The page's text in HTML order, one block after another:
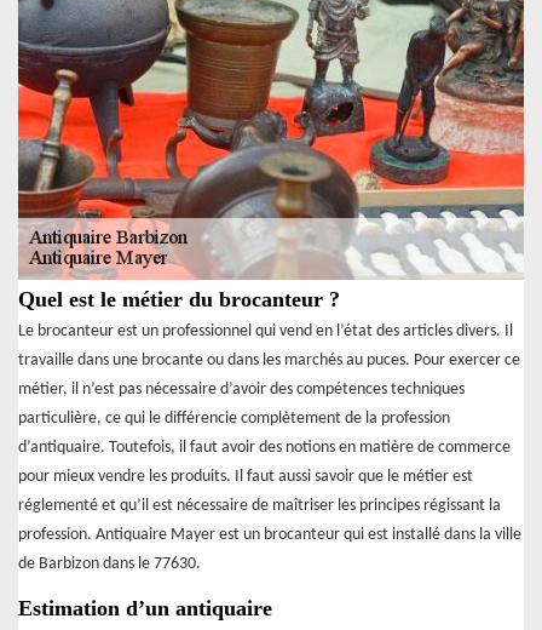
Quel est le métier du brocanteur ?
Le brocanteur est un professionnel qui vend en l’état des articles divers. Il
travaille dans une brocante ou dans les marchés au puces. Pour exercer ce
métier, il n’est pas nécessaire d’avoir des compétences techniques
particulière, ce qui le différencie complètement de la profession
d’antiquaire. Toutefois, il faut avoir des notions en matière de commerce
pour mieux vendre les produits. Il faut aussi savoir que le métier est
réglementé et qu’il est nécessaire de maîtriser les principes régissant la
profession. Antiquaire Mayer est un brocanteur qui est installé dans la ville
de Barbizon dans le 77630.
Estimation d’un antiquaire